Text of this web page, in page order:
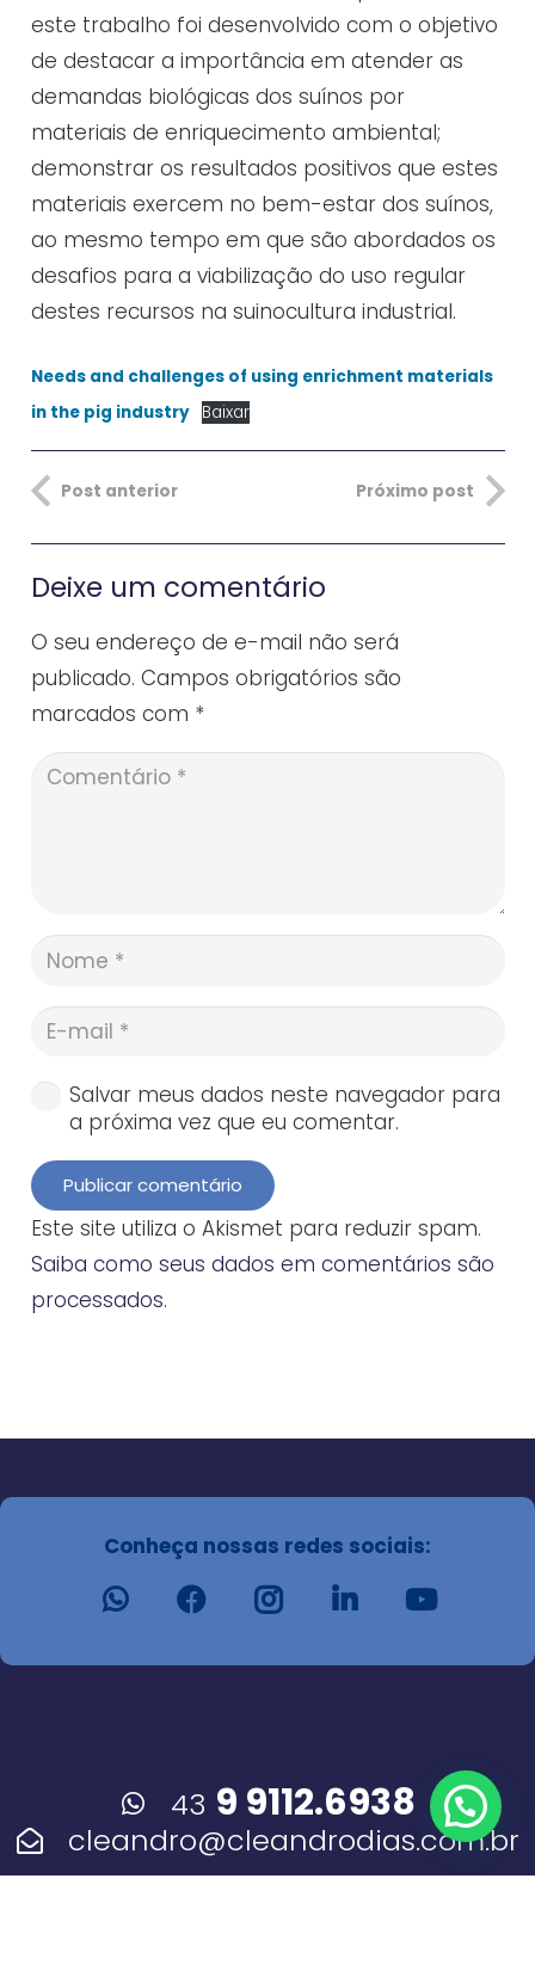
este trabalho foi desenvolvido com o objetivo
de destacar a importância em atender as
demandas biológicas dos suínos por
materiais de enriquecimento ambiental;
demonstrar os resultados positivos que estes
materiais exercem no bem-estar dos suínos,
ao mesmo tempo em que são abordados os
desafios para a viabilização do uso regular
destes recursos na suinocultura industrial.
Needs and challenges of using enrichment materials
in the pig industry
Baixar
Post anterior Próximo post
Deixe um comentário
O seu endereço de e-mail não será
publicado. Campos obrigatórios são
marcados com *
Salvar meus dados neste navegador para
a próxima vez que eu comentar.
Publicar comentário
Este site utiliza o Akismet para reduzir spam.
Saiba como seus dados em comentários são
processados.
Conheça nossas redes sociais:
43 9 9112.6938
cleandro@cleandrodias.com.br